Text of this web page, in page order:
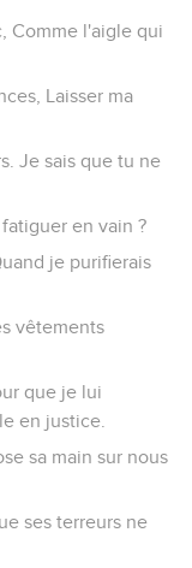
Comme l'aigle qui
Laisser ma
Je sais que tu ne
en vain ?
je purifierais
vêtements
que je lui
en justice.
sa main sur nous
ses terreurs ne